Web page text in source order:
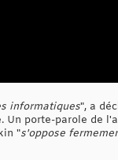
informatiques", a
porte-parole de
"s'oppose